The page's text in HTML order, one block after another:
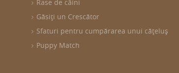
Rase de câini
Găsiți un Crescător
Sfaturi pentru cumpărarea unui cățeluș
Puppy Match